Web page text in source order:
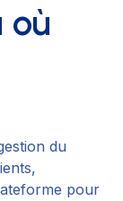
où
du
pour